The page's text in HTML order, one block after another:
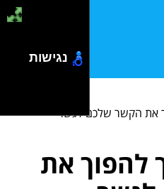
את הקשר שלכם לגשר
להפוך את
נגישות